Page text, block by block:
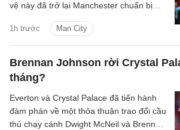
1h trước Man City
vệ này đã trở lại Manchester chuẩn bị
Brennan Johnson rời Crystal
tháng?
Everton và Crystal Palace đã tiến hành
đàm phán về một thỏa thuận trao đổi cầu
thủ chạy cánh Dwight McNeil và Brennan